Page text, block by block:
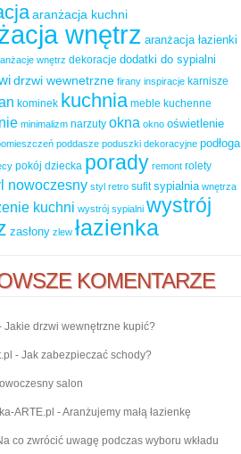
aranżacja kuchni
wnętrz aranżacja łazienki
wnętrz dekoracje dodatki do sypialni
drzwi wewnetrzne firany inspiracje karnisze
kominek kuchnia meble kuchenne
minimalizm narzuty okna okno oświetlenie
poddasze poduszki dekoracyjne podłoga
pokój dziecka porady remont rolety
nowoczesny styl retro sufit sypialnia wnętrza
kuchni wystrój sypialni wystrój
zasłony zlew łazienka
KOMENTARZE
Jakie drzwi wewnętrzne kupić?
- Jak zabezpieczać schody?
salon
ARTE.pl -Aranżujemy małą łazienkę
co zwrócić uwagę podczas wyboru wkładu